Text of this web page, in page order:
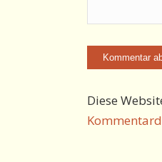
Diese